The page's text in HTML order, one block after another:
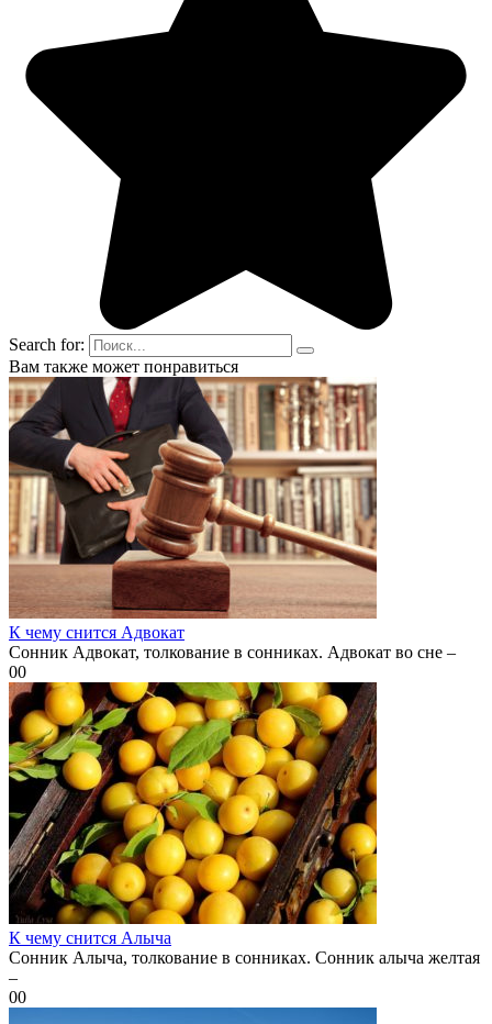
Search for:
Вам также может понравиться
К чему снится Адвокат
Сонник Адвокат, толкование в сонниках. Адвокат во сне –
00
К чему снится Алыча
Сонник Алыча, толкование в сонниках. Сонник алыча желтая
–
00